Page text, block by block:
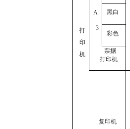
打
印
机
A
3
黑白
彩色
票据
打印机
复印机